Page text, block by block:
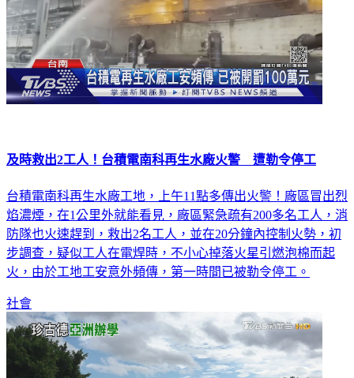
及時救出2工人！台積電南科再生水廠火警 遭勒令停工
台積電南科再生水廠工地，上午11點多傳出火警！廠區冒出烈
焰濃煙，在1公里外就能看見，廠區緊急疏有200多名工人，消
防隊也火速趕到，救出2名工人，並在20分鐘內控制火勢，初
步調查，疑似工人在電焊時，不小心掉落火星引燃泡棉而起
火，由於工地工安意外頻傳，第一時間已被勒令停工。
社會